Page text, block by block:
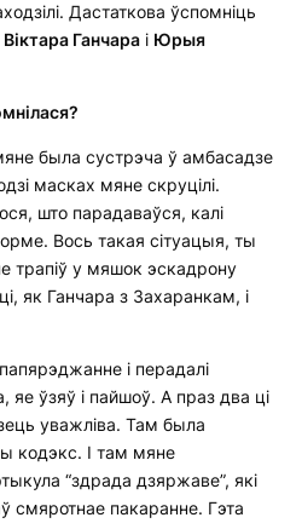
Дастаткова ўспомніць
Віктара Ганчара і Юрыя
была сустрэча ў амбасадзе
масках мяне скруцілі.
што парадаваўся, калі
Вось такая сітуацыя, ты
трапіў у мяшок эскадрону
як Ганчара з Захаранкам, і
і перадалі
яе ўзяў і пайшоў. А праз два ці
уважліва. Там была
кодэкс. І там мяне
“здрада дзяржаве”, які
смяротнае пакаранне. Гэта